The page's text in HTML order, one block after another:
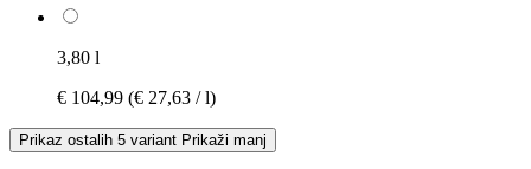
3,80 l
€ 104,99 (€ 27,63 / l)
Prikaz ostalih 5 variant Prikaži manj